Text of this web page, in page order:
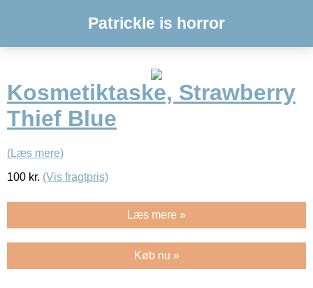
Patrickle is horror
Kosmetiktaske, Strawberry
Thief Blue
(Læs mere)
100 kr. (Vis fragtpris)
Læs mere »
Køb nu »